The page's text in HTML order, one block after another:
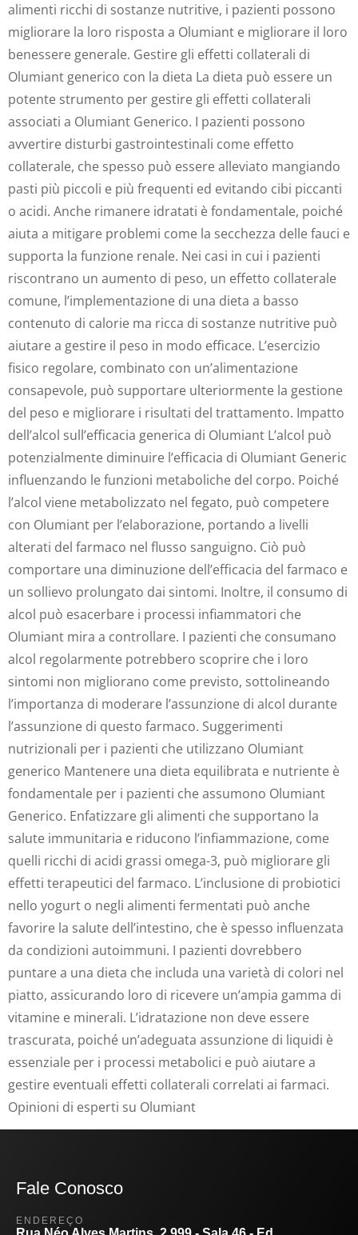
alimenti ricchi di sostanze nutritive, i pazienti possono
migliorare la loro risposta a Olumiant e migliorare il loro
benessere generale. Gestire gli effetti collaterali di
Olumiant generico con la dieta La dieta può essere un
potente strumento per gestire gli effetti collaterali
associati a Olumiant Generico. I pazienti possono
avvertire disturbi gastrointestinali come effetto
collaterale, che spesso può essere alleviato mangiando
pasti più piccoli e più frequenti ed evitando cibi piccanti
o acidi. Anche rimanere idratati è fondamentale, poiché
aiuta a mitigare problemi come la secchezza delle fauci e
supporta la funzione renale. Nei casi in cui i pazienti
riscontrano un aumento di peso, un effetto collaterale
comune, l’implementazione di una dieta a basso
contenuto di calorie ma ricca di sostanze nutritive può
aiutare a gestire il peso in modo efficace. L’esercizio
fisico regolare, combinato con un’alimentazione
consapevole, può supportare ulteriormente la gestione
del peso e migliorare i risultati del trattamento. Impatto
dell’alcol sull’efficacia generica di Olumiant L’alcol può
potenzialmente diminuire l’efficacia di Olumiant Generic
influenzando le funzioni metaboliche del corpo. Poiché
l’alcol viene metabolizzato nel fegato, può competere
con Olumiant per l’elaborazione, portando a livelli
alterati del farmaco nel flusso sanguigno. Ciò può
comportare una diminuzione dell’efficacia del farmaco e
un sollievo prolungato dai sintomi. Inoltre, il consumo di
alcol può esacerbare i processi infiammatori che
Olumiant mira a controllare. I pazienti che consumano
alcol regolarmente potrebbero scoprire che i loro
sintomi non migliorano come previsto, sottolineando
l’importanza di moderare l’assunzione di alcol durante
l’assunzione di questo farmaco. Suggerimenti
nutrizionali per i pazienti che utilizzano Olumiant
generico Mantenere una dieta equilibrata e nutriente è
fondamentale per i pazienti che assumono Olumiant
Generico. Enfatizzare gli alimenti che supportano la
salute immunitaria e riducono l’infiammazione, come
quelli ricchi di acidi grassi omega-3, può migliorare gli
effetti terapeutici del farmaco. L’inclusione di probiotici
nello yogurt o negli alimenti fermentati può anche
favorire la salute dell’intestino, che è spesso influenzata
da condizioni autoimmuni. I pazienti dovrebbero
puntare a una dieta che includa una varietà di colori nel
piatto, assicurando loro di ricevere un’ampia gamma di
vitamine e minerali. L’idratazione non deve essere
trascurata, poiché un’adeguata assunzione di liquidi è
essenziale per i processi metabolici e può aiutare a
gestire eventuali effetti collaterali correlati ai farmaci.
Opinioni di esperti su Olumiant
ENDEREÇO
Fale Conosco